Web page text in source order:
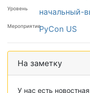
Уровень начальный-
МероприятиеPyCon US
На заметку
У нас есть